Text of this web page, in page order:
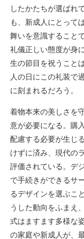
したかたちが選ばれ
も、新成人にとって
舞いを意識すること
礼儀正しい態度が身
生の節目を祝うこと
人の日にこの礼装で
に刻まれるだろう。
着物本来の美しさを
意が必要になる。購
配慮する必要が生じ
けずに済み、現代の
評価されている。デ
で手続きができるサ
るデザインを選ぶこ
うした動向をふまえ
式はますます多様な
の家庭や新成人が、